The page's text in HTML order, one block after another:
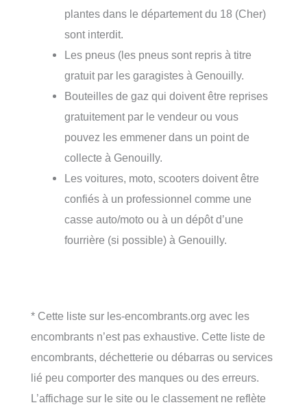
plantes dans le département du 18 (Cher)
sont interdit.
Les pneus (les pneus sont repris à titre
gratuit par les garagistes à Genouilly.
Bouteilles de gaz qui doivent être reprises
gratuitement par le vendeur ou vous
pouvez les emmener dans un point de
collecte à Genouilly.
Les voitures, moto, scooters doivent être
confiés à un professionnel comme une
casse auto/moto ou à un dépôt d’une
fourrière (si possible) à Genouilly.
* Cette liste sur les-encombrants.org avec les
encombrants n’est pas exhaustive. Cette liste de
encombrants, déchetterie ou débarras ou services
lié peu comporter des manques ou des erreurs.
L’affichage sur le site ou le classement ne reflète